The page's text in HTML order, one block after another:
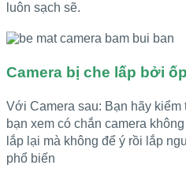
luôn sạch sẽ.
Camera bị che lấp bởi
Với Camera sau: Bạn hãy
bạn xem có chắn camera
lắp lại mà không để ý rồi lắp
phổ biến